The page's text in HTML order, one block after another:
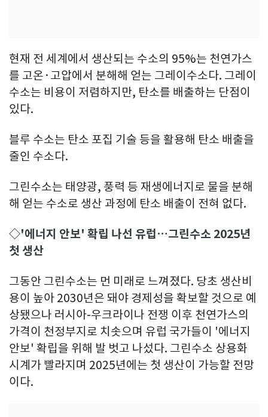
현재 전 세계에서 생산되는 수소의 95%는 천연가스
를 고온·고압에서 분해해 얻는 그레이수소다. 그레이
수소는 비용이 저렴하지만, 탄소를 배출하는 단점이
있다.
블루 수소는 탄소 포집 기술 등을 활용해 탄소 배출을
줄인 수소다.
그린수소는 태양광, 풍력 등 재생에너지로 물을 분해
해 얻는 수소로 생산 과정에 탄소 배출이 전혀 없다.
◇'에너지 안보' 확립 나선 유럽…그린수소 2025년
첫 생산
그동안 그린수소는 먼 미래로 느껴졌다. 당초 생산비
용이 높아 2030년은 돼야 경제성을 확보할 것으로 예
상됐으나 러시아-우크라이나 전쟁 이후 천연가스의
가격이 천정부지로 치솟으며 유럽 국가들이 '에너지
안보' 확립을 위해 발 벗고 나섰다. 그린수소 상용화
시계가 빨라지며 2025년에는 첫 생산이 가능할 전망
이다.